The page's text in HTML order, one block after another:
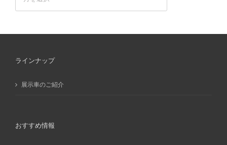
ラインナップ
展示車のご紹介
おすすめ情報